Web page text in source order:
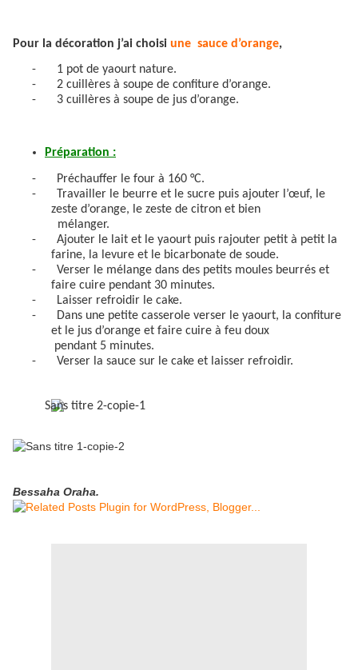
Pour la décoration j’ai choisi une sauce d’orange,
-
1 pot de yaourt nature.
-
2 cuillères à soupe de confiture d’orange.
-
3 cuillères à soupe de jus d’orange.
Préparation :
-
Préchauffer le four à 160 °C.
-
Travailler le beurre et le sucre puis ajouter l’œuf, le
zeste d’orange, le zeste de citron et bien
mélanger.
-
Ajouter le lait et le yaourt puis rajouter petit à petit la
farine, la levure et le bicarbonate de soude.
-
Verser le mélange dans des petits moules beurrés et
faire cuire pendant 30 minutes.
-
Laisser refroidir le cake.
-
Dans une petite casserole verser le yaourt, la confiture
et le jus d’orange et faire cuire à feu doux
pendant 5 minutes.
-
Verser la sauce sur le cake et laisser refroidir.
Bessaha Oraha.